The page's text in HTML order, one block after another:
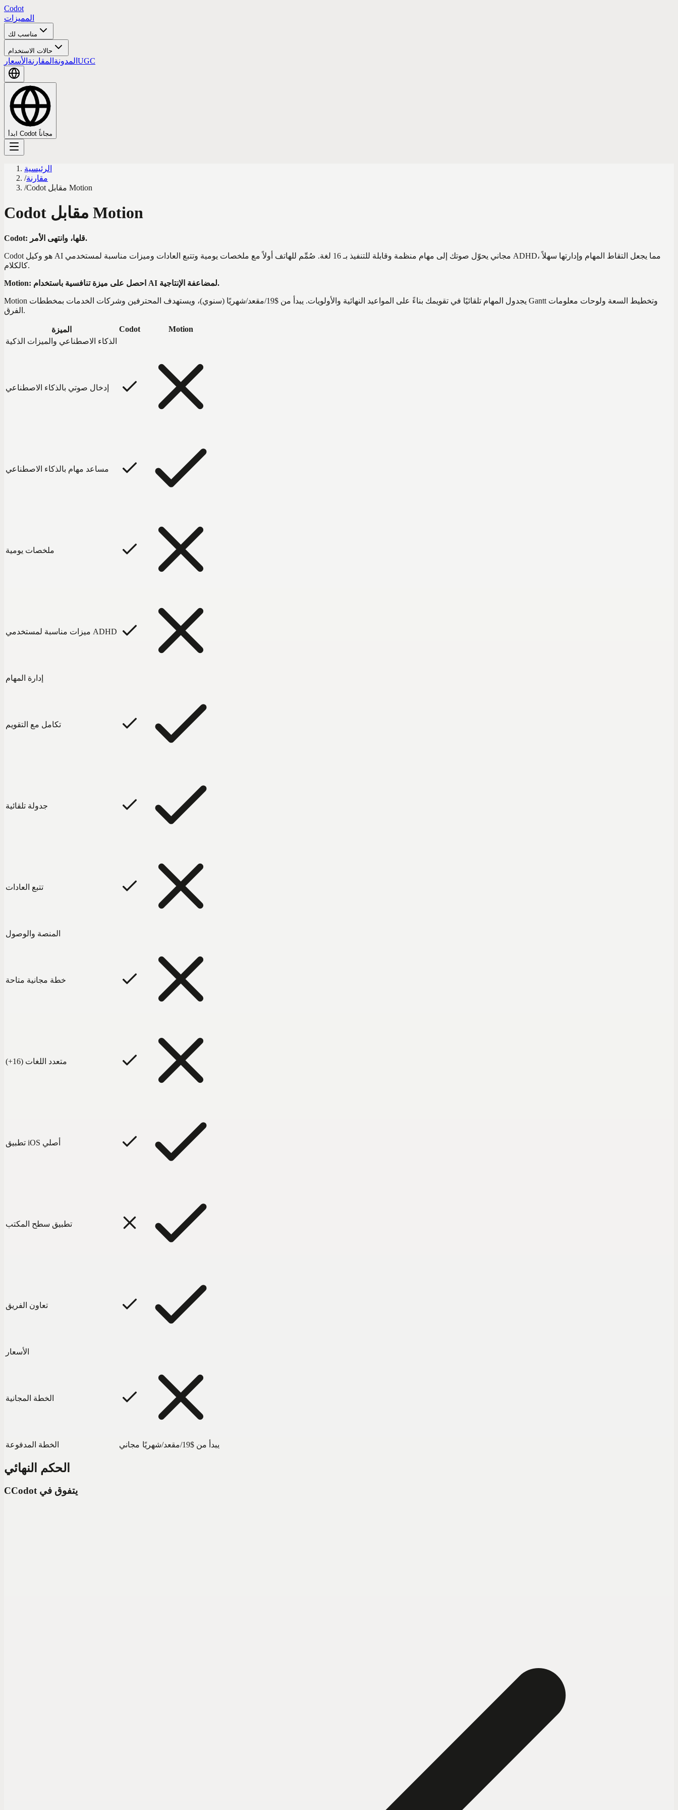
Codot
المميزات
مناسب لك
حالات الاستخدام
المدونة المقارنة الأسعار UGC
ابدأ Codot مجاناً
الرئيسية
/مقارنة
/
Codot مقابل Motion
Codot مقابل Motion
Codot: قلها، وانتهى الأمر.
Codot هو وكيل AI مجاني يحوّل صوتك إلى مهام منظمة وقابلة للتنفيذ بـ 16 لغة. صُمِّم للهاتف أولاً مع ملخصات يومية وتتبع العادات وميزات مناسبة لمستخدمي ADHD، مما يجعل التقاط المهام وإدارتها سهلاً
كالكلام.
Motion: احصل على ميزة تنافسية باستخدام AI لمضاعفة الإنتاجية.
Motion يجدول المهام تلقائيًا في تقويمك بناءً على المواعيد النهائية والأولويات. يبدأ من $19/مقعد/شهريًا (سنوي)، ويستهدف المحترفين وشركات الخدمات بمخططات Gantt وتخطيط السعة ولوحات معلومات
الفرق.
الميزة Codot
Motion
الذكاء الاصطناعي والميزات الذكية
إدخال صوتي بالذكاء الاصطناعي
مساعد مهام بالذكاء الاصطناعي
ملخصات يومية
ميزات مناسبة لمستخدمي ADHD
إدارة المهام
تكامل مع التقويم
جدولة تلقائية
تتبع العادات
المنصة والوصول
خطة مجانية متاحة
متعدد اللغات (16+)
تطبيق iOS أصلي
تطبيق سطح المكتب
تعاون الفريق
الأسعار
الخطة المجانية
الخطة المدفوعة مجاني يبدأ من $19/مقعد/شهريًا
الحكم النهائي
C Codot يتفوق في